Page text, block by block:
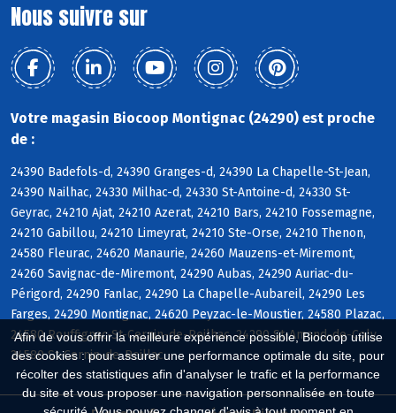
Afin de vous offrir la meilleure expérience possible, Biocoop utilise
des cookies : pour assurer une performance optimale du site, pour
récolter des statistiques afin d'analyser le trafic et la performance
du site et vous proposer une navigation personnalisée en toute
Nous suivre sur
Votre magasin Biocoop Montignac (24290) est proche
de :
24390 Badefols-d, 24390 Granges-d, 24390 La Chapelle-St-Jean,
24390 Nailhac, 24330 Milhac-d, 24330 St-Antoine-d, 24330 St-
Geyrac, 24210 Ajat, 24210 Azerat, 24210 Bars, 24210 Fossemagne,
24210 Gabillou, 24210 Limeyrat, 24210 Ste-Orse, 24210 Thenon,
24580 Fleurac, 24620 Manaurie, 24260 Mauzens-et-Miremont,
24260 Savignac-de-Miremont, 24290 Aubas, 24290 Auriac-du-
Périgord, 24290 Fanlac, 24290 La Chapelle-Aubareil, 24290 Les
Farges, 24290 Montignac, 24620 Peyzac-le-Moustier, 24580 Plazac,
24580 Rouffignac-St-Cernin-de-Reilhac, 24290 St-Amand-de-Coly,
24580 St-Cernin-de-Reillac